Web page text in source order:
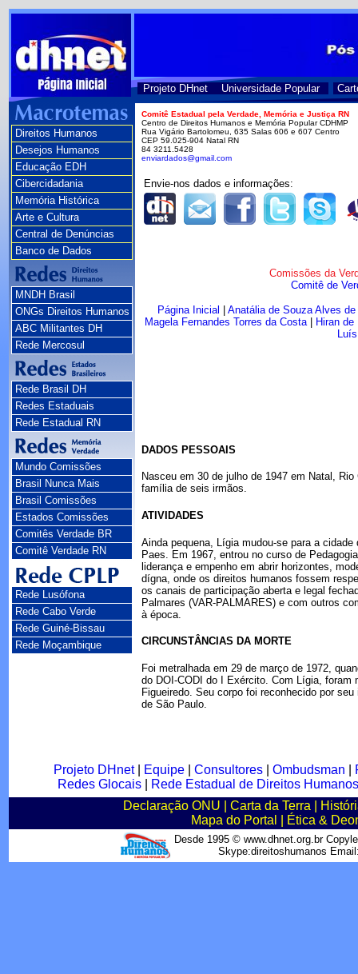
Projeto DHnet Universidade Popular
Direitos Humanos
Desejos Humanos
Educação EDH
Cibercidadania
Memória Histórica
Arte e Cultura
Central de Denúncias
Banco de Dados
MNDH Brasil
ONGs Direitos Humanos
ABC Militantes DH
Rede Mercosul
Rede Brasil DH
Redes Estaduais
Rede Estadual RN
Mundo Comissões
Brasil Nunca Mais
Brasil Comissões
Estados Comissões
Comitês Verdade BR
Comitê Verdade RN
Rede Lusófona
Rede Cabo Verde
Rede Guiné-Bissau
Rede Moçambique
Comitê Estadual pela Verdade, Memória e Justiça RN
Centro de Direitos Humanos e Memória Popular CDHMP
Rua Vigário Bartolomeu, 635 Salas 606 e 607 Centro
CEP 59.025-904 Natal RN
84 3211.5428
enviardados@gmail.com
Envie-nos dados e informações:
Comissões da
Comitê de
Página Inicial
Anatália de Souza Alves de
Magela Fernandes Torres da Costa|
Hiran de
DADOS PESSOAIS
Nasceu em 30 de julho de 1947 em Natal,
família de seis irmãos.
ATIVIDADES
Ainda pequena, Lígia mudou-se para a
Paes. Em 1967, entrou no curso de
liderança e empenho em abrir horizontes,
dígna, onde os direitos humanos fossem
os canais de participação aberta e legal
Palmares (VAR-PALMARES) e com outros
à época.
CIRCUNSTÂNCIAS DA MORTE
Foi metralhada em 29 de março de 1972,
do DOI-CODI do I Exército. Com Lígia, foram
Figueiredo. Seu corpo foi reconhecido por
de São Paulo.
Projeto DHnet| Equipe| Consultores| Ombudsman
Redes Glocais|
Rede Estadual de Direitos
Declaração ONU
Carta da Terra
Mapa do Portal
Ética &
Desde 1995 © www.dhnet.org.br
Skype:direitoshumanos